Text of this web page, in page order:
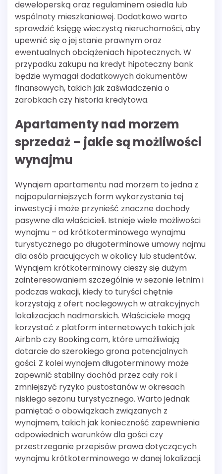
deweloperską oraz regulaminem osiedla lub
wspólnoty mieszkaniowej. Dodatkowo warto
sprawdzić księgę wieczystą nieruchomości, aby
upewnić się o jej stanie prawnym oraz
ewentualnych obciążeniach hipotecznych. W
przypadku zakupu na kredyt hipoteczny bank
będzie wymagał dodatkowych dokumentów
finansowych, takich jak zaświadczenia o
zarobkach czy historia kredytowa.
Apartamenty nad morzem
sprzedaż – jakie są możliwości
wynajmu
Wynajem apartamentu nad morzem to jedna z
najpopularniejszych form wykorzystania tej
inwestycji i może przynieść znaczne dochody
pasywne dla właścicieli. Istnieje wiele możliwości
wynajmu – od krótkoterminowego wynajmu
turystycznego po długoterminowe umowy najmu
dla osób pracujących w okolicy lub studentów.
Wynajem krótkoterminowy cieszy się dużym
zainteresowaniem szczególnie w sezonie letnim i
podczas wakacji, kiedy to turyści chętnie
korzystają z ofert noclegowych w atrakcyjnych
lokalizacjach nadmorskich. Właściciele mogą
korzystać z platform internetowych takich jak
Airbnb czy Booking.com, które umożliwiają
dotarcie do szerokiego grona potencjalnych
gości. Z kolei wynajem długoterminowy może
zapewnić stabilny dochód przez cały rok i
zmniejszyć ryzyko pustostanów w okresach
niskiego sezonu turystycznego. Warto jednak
pamiętać o obowiązkach związanych z
wynajmem, takich jak konieczność zapewnienia
odpowiednich warunków dla gości czy
przestrzeganie przepisów prawa dotyczących
wynajmu krótkoterminowego w danej lokalizacji.